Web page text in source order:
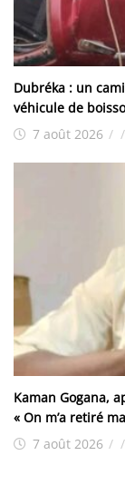
Dubréka : un
véhicule de
7 août 2026 / /
Kaman Gogana,
« On m’a retiré
7 août 2026 / /